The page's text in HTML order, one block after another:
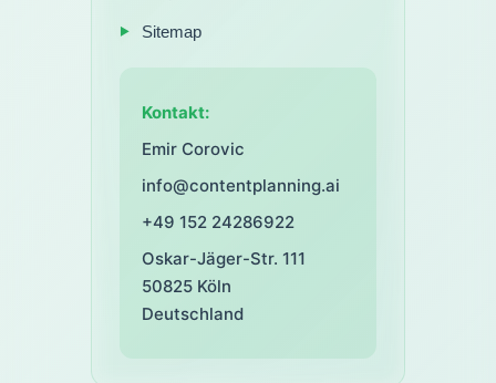
Sitemap
Kontakt:
Emir Corovic
info@contentplanning.ai
+49 152 24286922
Oskar-Jäger-Str. 111
50825 Köln
Deutschland